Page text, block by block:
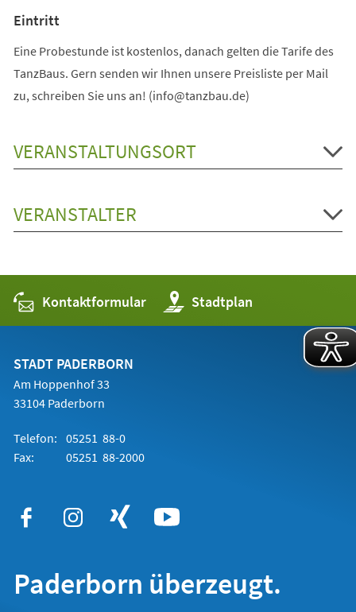
Eintritt
Eine Probestunde ist kostenlos, danach gelten die Tarife des
TanzBaus. Gern senden wir Ihnen unsere Preisliste per Mail
zu, schreiben Sie uns an! (info@tanzbau.de)
VERANSTALTUNGSORT
VERANSTALTER
Kontaktformular Stadtplan
(Öffnet
in
einem
STADT PADERBORN
Am Hoppenhof 33
33104 Paderborn
Telefon: 05251 88-0
Fax:
05251 88-2000
Paderborn überzeugt.